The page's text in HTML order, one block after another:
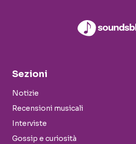
Sezioni
Notizie
Recensioni musicali
Interviste
Gossip e curiosità